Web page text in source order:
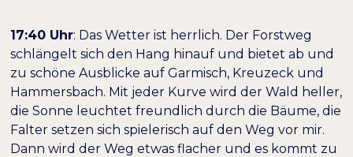
17:40 Uhr: Das Wetter ist herrlich. Der Forstweg
schlängelt sich den Hang hinauf und bietet ab und
zu schöne Ausblicke auf Garmisch, Kreuzeck und
Hammersbach. Mit jeder Kurve wird der Wald heller,
die Sonne leuchtet freundlich durch die Bäume, die
Falter setzen sich spielerisch auf den Weg vor mir.
Dann wird der Weg etwas flacher und es kommt zu